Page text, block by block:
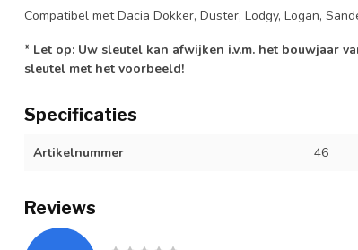
Compatibel met Dacia Dokker, Duster, Lodgy, Logan,
* Let op: Uw sleutel kan afwijken i.v.m. het bouwjaar
sleutel met het voorbeeld!
Specificaties
Artikelnummer 46
Reviews